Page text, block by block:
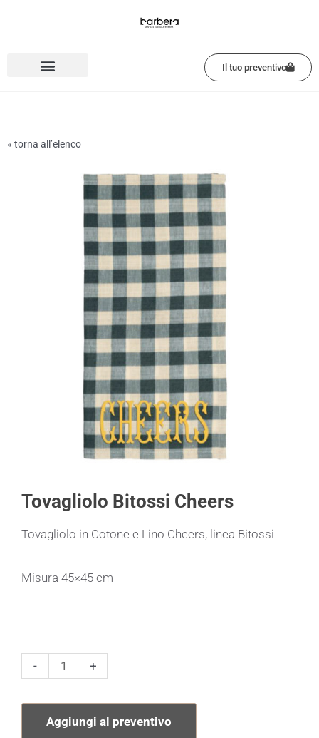
Il tuo preventivo
« torna all’elenco
Tovagliolo Bitossi Cheers
Tovagliolo in Cotone e Lino Cheers, linea Bitossi
Misura 45×45 cm
-
Tovagliolo
Cheers
quantità
+
Aggiungi al preventivo